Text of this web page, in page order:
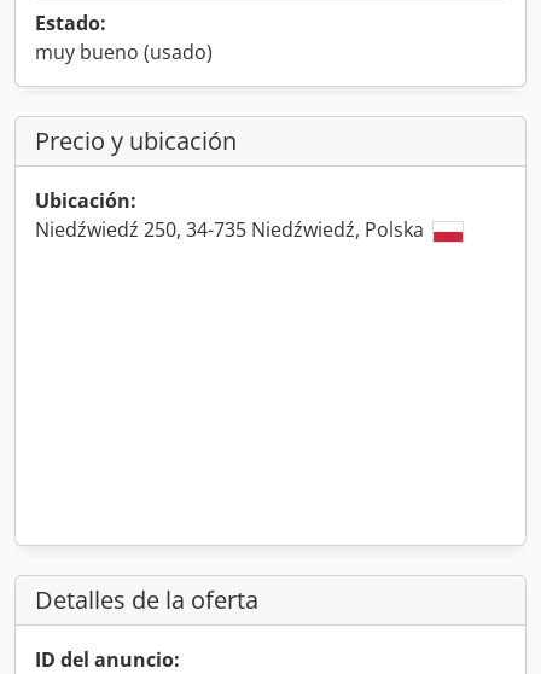
Estado:
muy bueno (usado)
Precio y ubicación
Ubicación:
Niedźwiedź 250, 34-735 Niedźwiedź, Polska
Detalles de la oferta
ID del anuncio: